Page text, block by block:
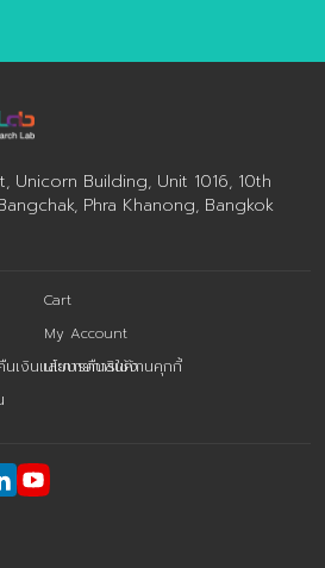
Unicorn Building, Unit 1016, 10th
Phra Khanong, Bangkok
Cart
My Account
นเงินและการคืนสินค้า
นโยบายการใช้งานคุกกี้